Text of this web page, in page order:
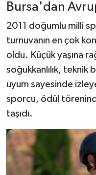
Bursa'dan
2011 doğumlu milli
turnuvanın en çok
oldu. Küçük yaşına
soğukkanlılık, teknik
uyum sayesinde
sporcu, ödül
taşıdı.